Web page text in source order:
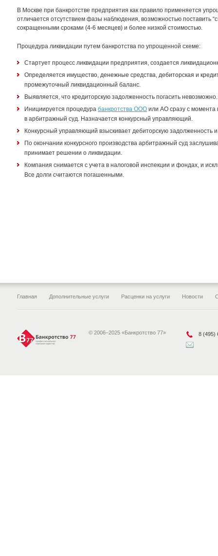
В Москве при банкротстве предприятия как правило применяется
отличается отсутствием фазы наблюдения, возможностью поставить
сокращенными сроками (4-6 месяцев) и более низкой стоимостью.
Процедура ликвидации путем банкротства по упрощенной схеме:
Стартует процесс ликвидации предприятия, создается
Определяется имущество, денежные средства, дебиторская и
промежуточный ликвидационный баланс.
Выявляется, что кредиторскую задолженность погасить невозможно.
Инициируется процедура банкротства ООО или АО сразу с момента
в арбитражный суд. Назначается конкурсный управляющий.
Конкурсный управляющий взыскивает дебиторскую задолженность
По окончании конкурсного производства арбитражный суд
принимает решении о ликвидации.
Компания снимается с учета в налоговой инспекции и фондах, и
Все долги считаются погашенными.
Главная Дополнительные услуги Расценки на услуги Новости
© 2006–2025 «Банкротство 77» 8 (495)